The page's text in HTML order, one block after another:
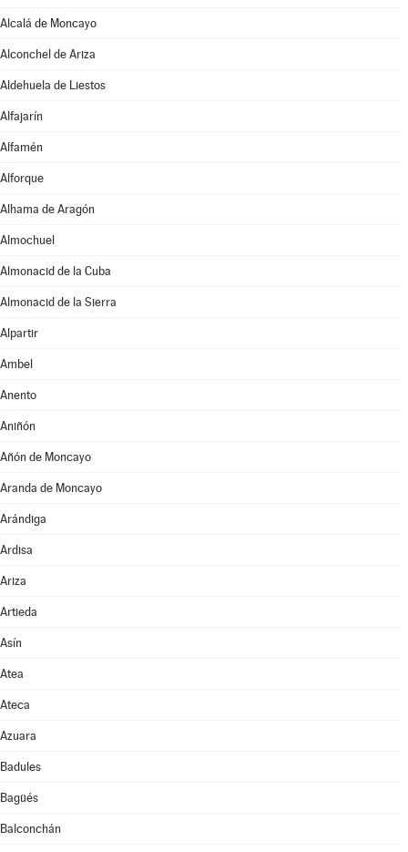
Alcalá de Moncayo
Alconchel de Ariza
Aldehuela de Liestos
Alfajarín
Alfamén
Alforque
Alhama de Aragón
Almochuel
Almonacid de la Cuba
Almonacid de la Sierra
Alpartir
Ambel
Anento
Aniñón
Añón de Moncayo
Aranda de Moncayo
Arándiga
Ardisa
Ariza
Artieda
Asín
Atea
Ateca
Azuara
Badules
Bagüés
Balconchán